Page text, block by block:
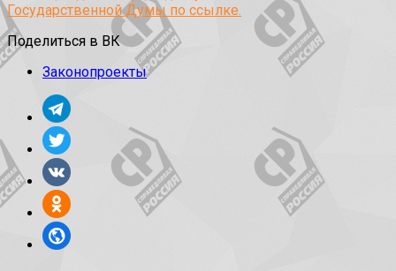
Государственной Думы по ссылке.
Поделиться в ВК
Законопроекты